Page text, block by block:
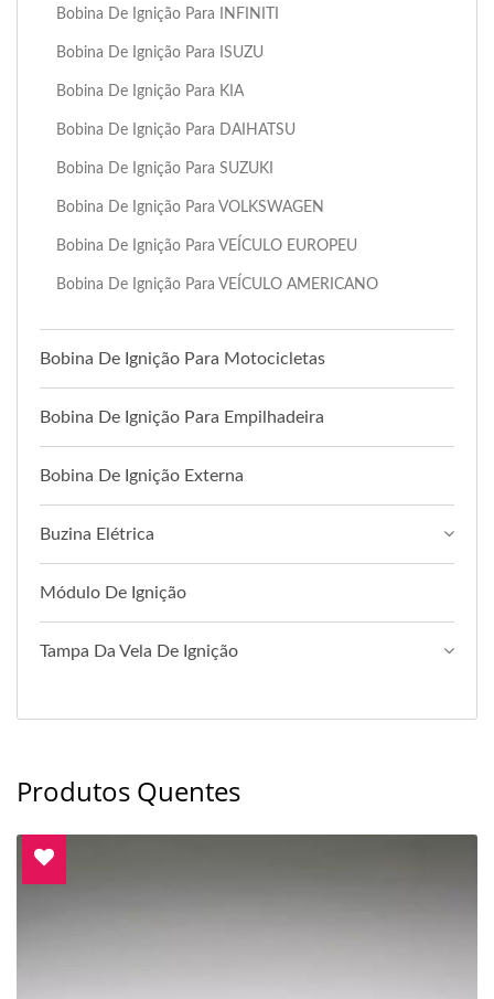
Bobina De Ignição Para INFINITI
Bobina De Ignição Para ISUZU
Bobina De Ignição Para KIA
Bobina De Ignição Para DAIHATSU
Bobina De Ignição Para SUZUKI
Bobina De Ignição Para VOLKSWAGEN
Bobina De Ignição Para VEÍCULO EUROPEU
Bobina De Ignição Para VEÍCULO AMERICANO
Bobina De Ignição Para Motocicletas
Bobina De Ignição Para Empilhadeira
Bobina De Ignição Externa
Buzina Elétrica
Módulo De Ignição
Tampa Da Vela De Ignição
Produtos Quentes